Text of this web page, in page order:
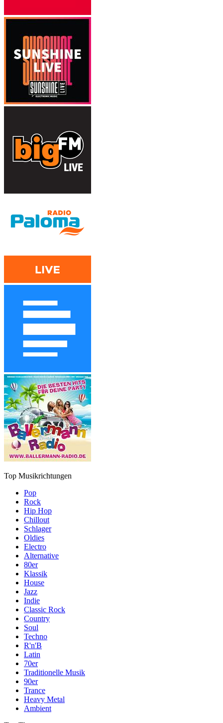
Top Musikrichtungen
Pop
Rock
Hip Hop
Chillout
Schlager
Oldies
Electro
Alternative
80er
Klassik
House
Jazz
Indie
Classic Rock
Country
Soul
Techno
R'n'B
Latin
70er
Traditionelle Musik
90er
Trance
Heavy Metal
Ambient